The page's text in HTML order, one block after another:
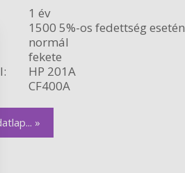
1 év
1500 5%-os fedettség esetén
normál
fekete
HP 201A
CF400A
»